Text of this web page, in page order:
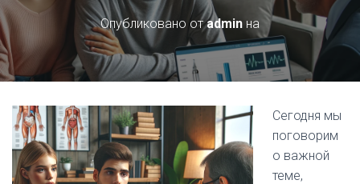
Опубликовано отadmin на
Сегодня мы
поговорим
о важной
теме,